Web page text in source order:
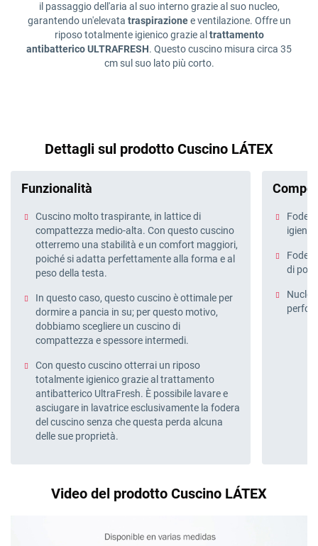
il passaggio dell'aria al suo interno grazie al suo nucleo,
garantendo un'elevata traspirazionee ventilazione. Offre un
riposo totalmente igienico grazie al trattamento
antibatterico ULTRAFRESH. Questo cuscino misura circa 35
cm sul suo lato più corto.
Dettagli sul prodotto Cuscino LÁTEX
Funzionalità
Cuscino molto traspirante, in lattice di
compattezza medio-alta. Con questo cuscino
otterremo una stabilità e un comfort maggiori,
poiché si adatta perfettamente alla forma e al
peso della testa.
In questo caso, questo cuscino è ottimale per
dormire a pancia in su; per questo motivo,
dobbiamo scegliere un cuscino di
compattezza e spessore intermedi.
Con questo cuscino otterrai un riposo
totalmente igienico grazie al trattamento
antibatterico UltraFresh. È possibile lavare e
asciugare in lavatrice esclusivamente la fodera
del cuscino senza che questa perda alcuna
delle sue proprietà.
di
Video del prodotto Cuscino LÁTEX